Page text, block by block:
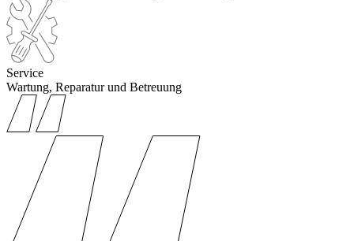
Service
Wartung, Reparatur und Betreuung